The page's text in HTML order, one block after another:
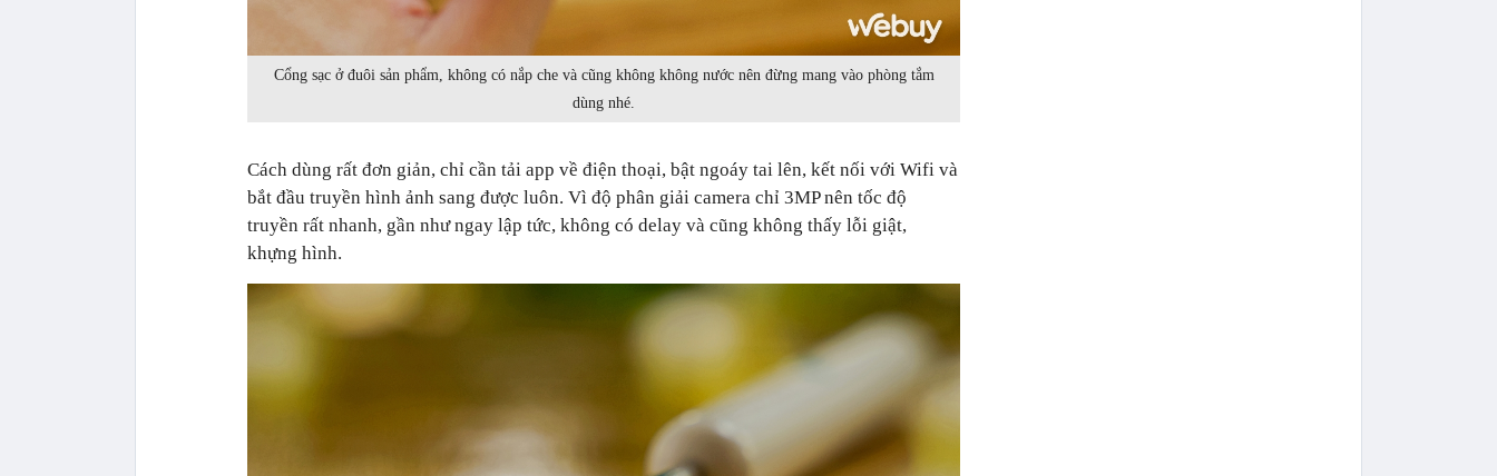
Cổng sạc ở đuôi sản phẩm, không có nắp che và cũng không không nước nên đừng mang vào phòng tắm
dùng nhé.
Cách dùng rất đơn giản, chỉ cần tải app về điện thoại, bật ngoáy tai lên, kết nối với Wifi và
bắt đầu truyền hình ảnh sang được luôn. Vì độ phân giải camera chỉ 3MP nên tốc độ
truyền rất nhanh, gần như ngay lập tức, không có delay và cũng không thấy lỗi giật,
khựng hình.